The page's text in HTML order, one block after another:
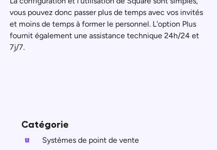
vous pouvez donc passer plus de temps avec vos invités
et moins de temps à former le personnel. L'option Plus
fournit également une assistance technique 24h/24 et
7j/7.
Catégorie
Systèmes de point de vente